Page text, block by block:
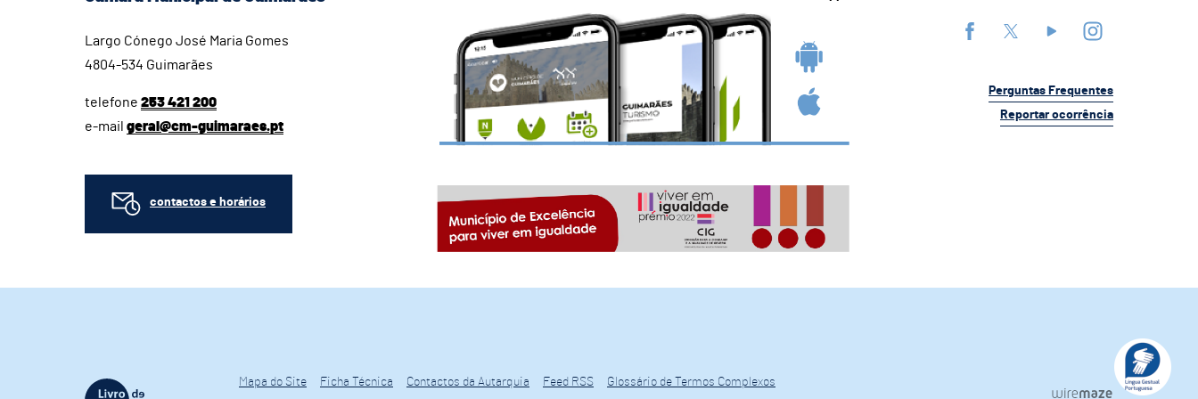
Largo Cónego José Maria Gomes
4804-534 Guimarães
telefone 253 421 200
e-mail geral@cm-guimaraes.pt
contactos e horários
Perguntas Frequentes
Reportar ocorrência
Mapa do Site Ficha Técnica Contactos da Autarquia Feed RSS Glossário de Termos Complexos